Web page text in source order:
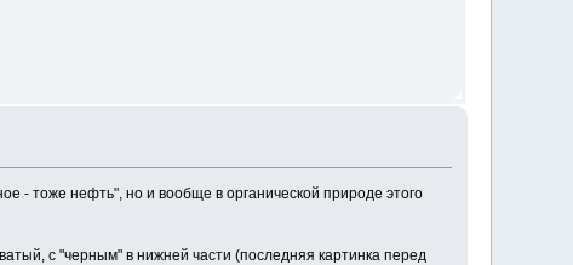
- тоже нефть", но и вообще в органической природе этого
с "черным" в нижней части (последняя картинка перед